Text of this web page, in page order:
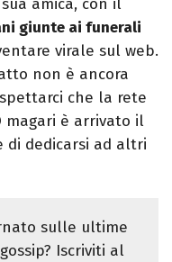
amica, con il
giunte ai funerali
virale sul web.
non è ancora
che la rete
è arrivato il
dedicarsi ad altri
sulle ultime
Iscriviti al